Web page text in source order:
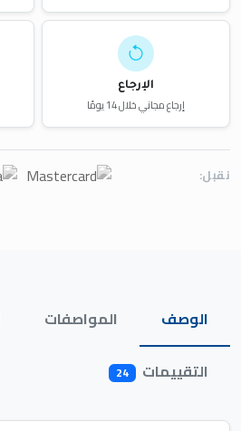
الإرجاع
إرجاع مجاني خلال 14 يومًا
نقبل:
الوصف المواصفات
التقييمات
24